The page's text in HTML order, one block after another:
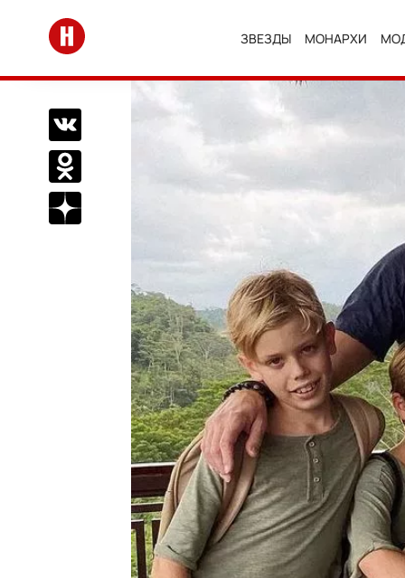
Перейти на главную
ЗВЕЗДЫ МОНАРХИ
Поделиться Вконтакте
Поделиться в Одноклассниках
Подписаться на нас в Дзен